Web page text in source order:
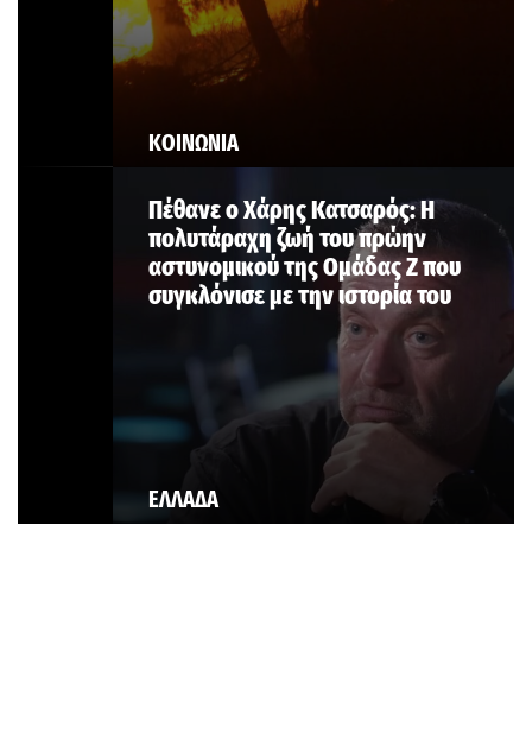
ΚΟΙΝΩΝΙΑ
ΕΛΛΑΔΑ
Πέθανε ο Χάρης Κατσαρός: Η
πολυτάραχη ζωή του πρώην
αστυνομικού της Ομάδας Ζ που
συγκλόνισε με την ιστορία του